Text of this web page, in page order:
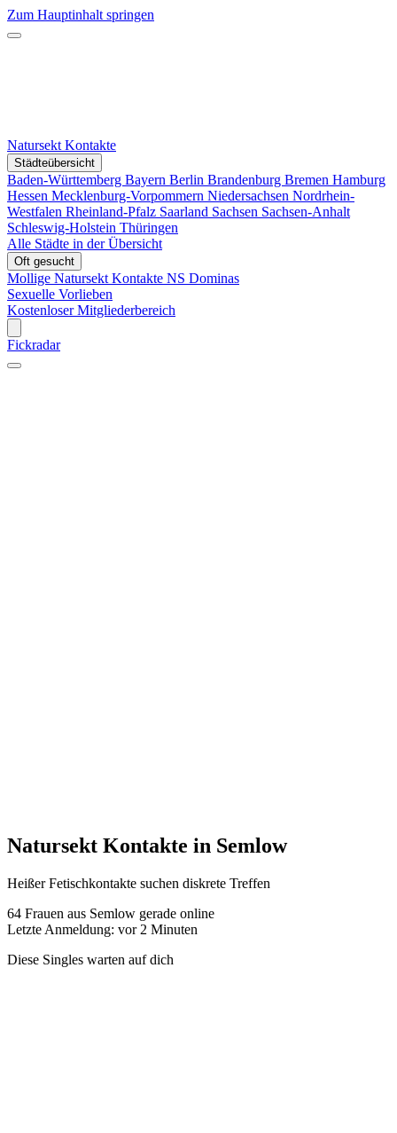
Zum Hauptinhalt springen
Natursekt Kontakte
Städteübersicht
Baden-Württemberg Bayern Berlin Brandenburg Bremen Hamburg
Hessen Mecklenburg-Vorpommern Niedersachsen Nordrhein-
Westfalen Rheinland-Pfalz Saarland Sachsen Sachsen-Anhalt
Schleswig-Holstein Thüringen
Alle Städte in der Übersicht
Oft gesucht
Mollige Natursekt Kontakte NS Dominas
Sexuelle Vorlieben
Kostenloser Mitgliederbereich
Fickradar
Natursekt Kontakte in Semlow
Heißer Fetischkontakte suchen diskrete Treffen
64 Frauen aus Semlow gerade online
Letzte Anmeldung: vor 2 Minuten
Diese Singles warten auf dich